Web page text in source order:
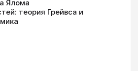
Ялома
теория Грейвса и